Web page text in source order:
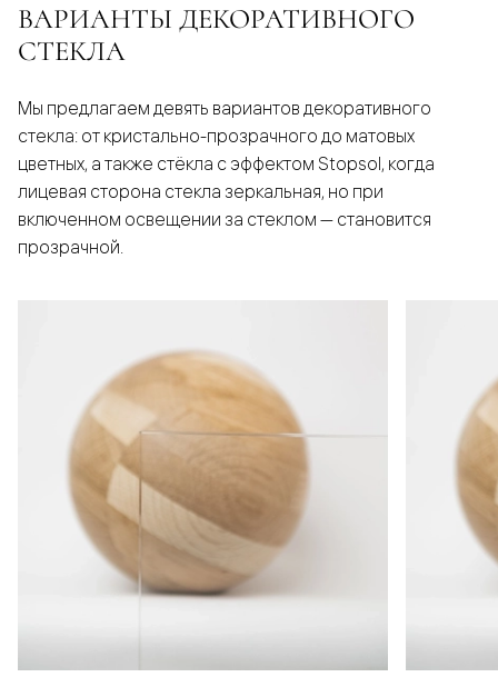
ВАРИАНТЫ ДЕКОРАТИВНОГО
СТЕКЛА
Мы предлагаем девять вариантов декоративного
стекла: от кристально-прозрачного до матовых
цветных, а также стёкла с эффектом Stopsol, когда
лицевая сторона стекла зеркальная, но при
включенном освещении за стеклом — становится
прозрачной.